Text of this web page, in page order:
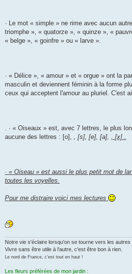
· Le mot « simple » ne rime avec aucun
triomphe », « quatorze », « quinze », «
« belge », « goinfre » ou « larve ».
· « Délice », « amour » et « orgue » ont la
masculin et deviennent féminin à la forme
ceux qui acceptent l'amour au pluriel. C'est
. · « Oiseaux » est, avec 7 lettres, le plus
aucune des lettres : [o],
, [s], [e], [a], , [x] .
· « Oiseau » est aussi le plus petit mot de
toutes les voyelles.
Pour me distraire voici mes lectures
Notre vie s'éclaire lorsqu'on se tourne vers les autres
Vivre sans être utile à l'autre, c'est être bon à rien.
Le nord de France, c'est tout en haut !
Les fleurs préférées de mon jardin :